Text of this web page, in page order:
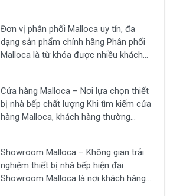
Đơn vị phân phối Malloca uy tín, đa
dạng sản phẩm chính hãng Phân phối
Malloca là từ khóa được nhiều khách
máy hút mùi, lò nướng,...
Cửa hàng Malloca – Nơi lựa chọn thiết
bị nhà bếp chất lượng Khi tìm kiếm cửa
hàng Malloca, khách hàng thường
như bếp từ, máy hút...
Showroom Malloca – Không gian trải
nghiệm thiết bị nhà bếp hiện đại
Showroom Malloca là nơi khách hàng